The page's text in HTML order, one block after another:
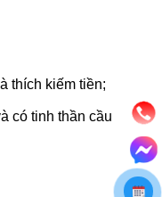
thích kiếm tiền;
có tinh thần cầu